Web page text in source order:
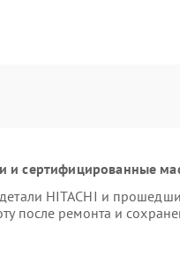
и сертифицированные
HITACHI и
после ремонта и